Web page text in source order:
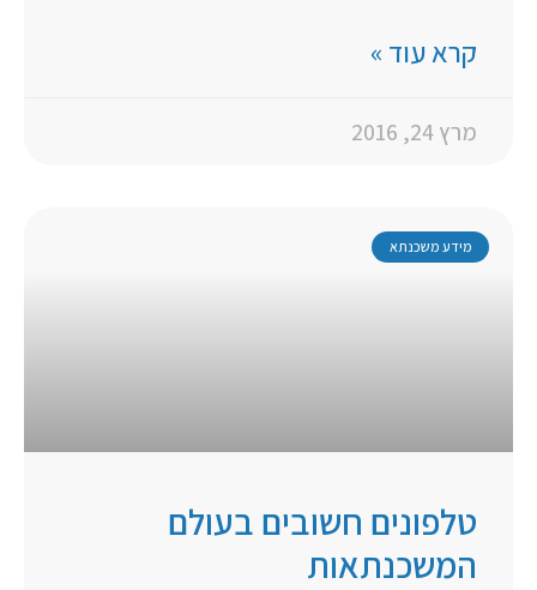
קרא עוד »
מרץ 24, 2016
מידע משכנתא
טלפונים חשובים בעולם
המשכנתאות